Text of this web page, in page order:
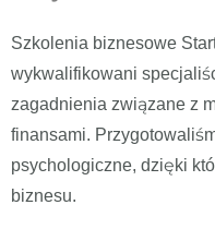
Szkolenia biznesowe
wykwalifikowani
zagadnienia związane z
finansami.
psychologiczne, dzięki
biznesu.